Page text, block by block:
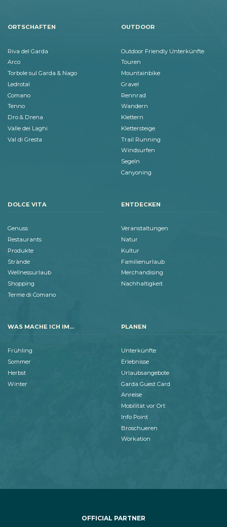
ORTSCHAFTEN
Riva del Garda
Arco
Torbole sul Garda & Nago
Ledrotal
Comano
Tenno
Dro & Drena
Valle dei Laghi
Val di Gresta
OUTDOOR
Outdoor Friendly Unterkünfte
Touren
Mountainbike
Gravel
Rennrad
Wandern
Klettern
Klettersteige
Trail Running
Windsurfen
Segeln
Canyoning
DOLCE VITA
Genuss
Restaurants
Produkte
Strände
Wellnessurlaub
Shopping
Terme di Comano
ENTDECKEN
Veranstaltungen
Natur
Kultur
Familienurlaub
Merchandising
Nachhaltigkeit
WAS MACHE ICH IM...
Frühling
Sommer
Herbst
Winter
PLANEN
Unterkünfte
Erlebnisse
Urlaubsangebote
Garda Guest Card
Anreise
Mobilität vor Ort
Info Point
Broschueren
Workation
OFFICIAL PARTNER